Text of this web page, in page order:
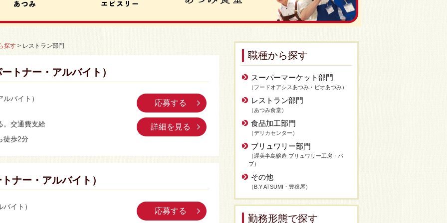
探す > レストラン部門
トナー・アルバイト）
バイト）
交通費支給
徒歩2分
応募する
詳細を見る
ナー・アルバイト）
イト）
応募する
職種から探す
スーパーマーケット部門
（フードオアシスあつみ・ビオあつみ）
レストラン部門
（あつみ食堂）
食品加工部門
（デリカセンター）
ブリュワリー部門
（渥美半島醸造 ブリュワリー工房・パ
ブ）
その他
（B.Y ATSUMI・豊穣屋）
勤務形態で探す